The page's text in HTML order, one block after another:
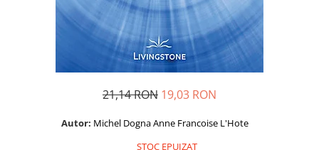
Non-dualitate
21,14 RON 19,03 RON
Autor: Michel DognaAnne Francoise L'Hote
STOC EPUIZAT